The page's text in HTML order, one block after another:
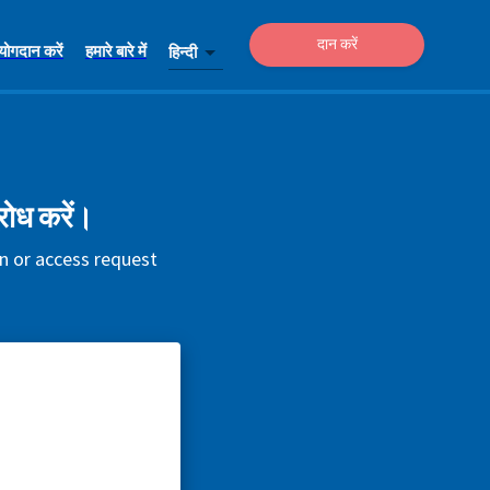
करें हमारे बारे में हिन्दी दान करें
करें।
or access request